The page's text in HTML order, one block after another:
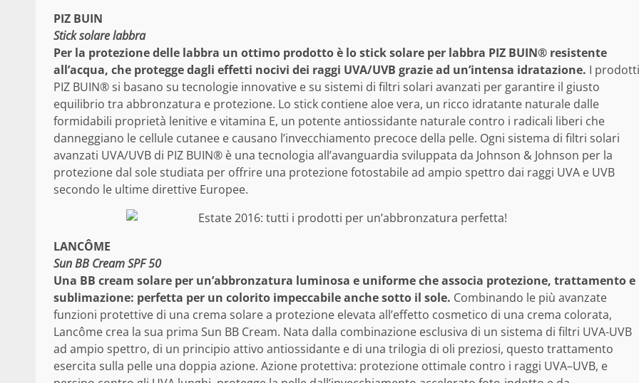
PIZ BUIN
Stick solare labbra
Per la protezione delle labbra un ottimo prodotto è lo stick solare per labbra PIZ BUIN® resistente
all’acqua, che protegge dagli effetti nocivi dei raggi UVA/UVB grazie ad un’intensa idratazione. I prodotti
PIZ BUIN® si basano su tecnologie innovative e su sistemi di filtri solari avanzati per garantire il giusto
equilibrio tra abbronzatura e protezione. Lo stick contiene aloe vera, un ricco idratante naturale dalle
formidabili proprietà lenitive e vitamina E, un potente antiossidante naturale contro i radicali liberi che
danneggiano le cellule cutanee e causano l’invecchiamento precoce della pelle. Ogni sistema di filtri solari
avanzati UVA/UVB di PIZ BUIN® è una tecnologia all’avanguardia sviluppata da Johnson & Johnson per la
protezione dal sole studiata per offrire una protezione fotostabile ad ampio spettro dai raggi UVA e UVB
secondo le ultime direttive Europee.
LANCÔME
Sun BB Cream SPF 50
Una BB cream solare per un’abbronzatura luminosa e uniforme che associa protezione, trattamento e
sublimazione: perfetta per un colorito impeccabile anche sotto il sole. Combinando le più avanzate
funzioni protettive di una crema solare a protezione elevata all’effetto cosmetico di una crema colorata,
Lancôme crea la sua prima Sun BB Cream. Nata dalla combinazione esclusiva di un sistema di filtri UVA-UVB
ad ampio spettro, di un principio attivo antiossidante e di una trilogia di oli preziosi, questo trattamento
esercita sulla pelle una doppia azione. Azione protettiva: protezione ottimale contro i raggi UVA–UVB, e